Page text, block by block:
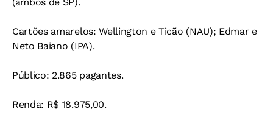
Cartões amarelos: Wellington e Ticão (NAU); Edmar e
Neto Baiano (IPA).
Público: 2.865 pagantes.
Renda: R$ 18.975,00.